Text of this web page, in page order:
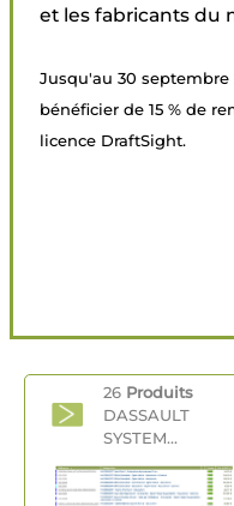
et les fabricants du
Jusqu'au 30 septembre
bénéficier de 15 % de
licence DraftSight.
26 Produits
DASSAULT
SYSTEM...